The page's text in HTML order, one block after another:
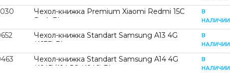
Чехол-книжка Premium Xiaomi Redmi 15С
Dark Blue
В
НАЛИЧИИ
Чехол-книжка Standart Samsung A13 4G
(A135) Blue
В
НАЛИЧИИ
Чехол-книжка Standart Samsung A14 4G
(A145)/A14 5G (A146) Blue
В
НАЛИЧИИ